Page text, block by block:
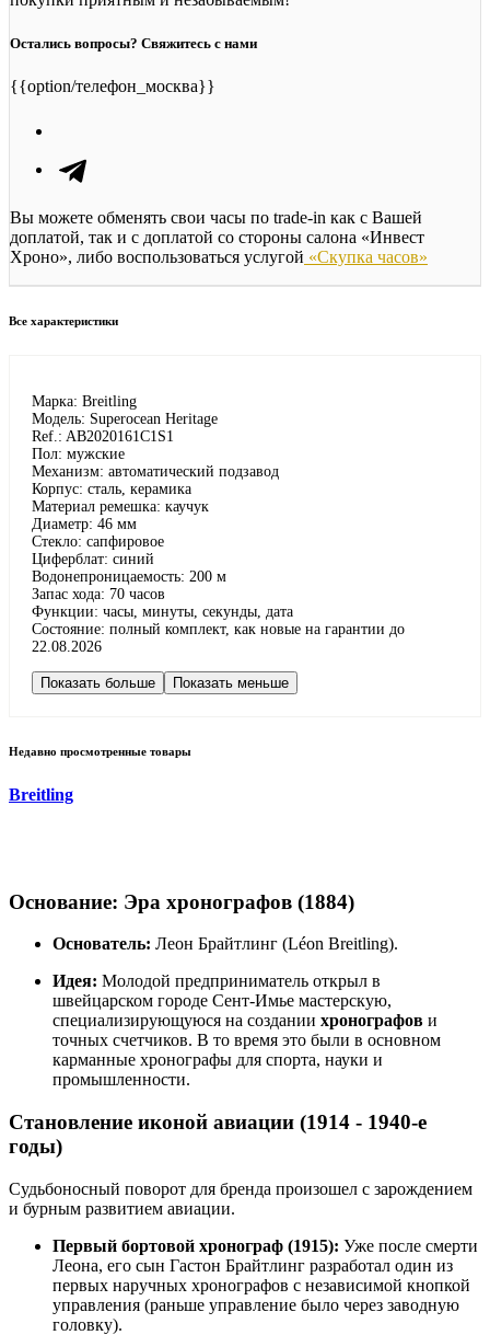
Остались вопросы? Свяжитесь с нами
{{option/телефон_москва}}
Вы можете обменять свои часы по trade-in как с Вашей
доплатой, так и с доплатой со стороны салона «Инвест
Хроно», либо воспользоваться услугой «Скупка часов»
Все характеристики
Марка: Breitling
Модель: Superocean Heritage
Ref.: AB2020161C1S1
Пол: мужские
Механизм: автоматический подзавод
Корпус: сталь, керамика
Материал ремешка: каучук
Диаметр: 46 мм
Стекло: сапфировое
Циферблат: синий
Водонепроницаемость: 200 м
Запас хода: 70 часов
Функции: часы, минуты, секунды, дата
Состояние: полный комплект, как новые на гарантии до
22.08.2026
Показать больше Показать меньше
Недавно просмотренные товары
Breitling
Основание: Эра хронографов (1884)
Основатель: Леон Брайтлинг (Léon Breitling).
Идея: Молодой предприниматель открыл в
швейцарском городе Сент-Имье мастерскую,
специализирующуюся на создании хронографов и
точных счетчиков. В то время это были в основном
карманные хронографы для спорта, науки и
промышленности.
Становление иконой авиации (1914 - 1940-е
годы)
Судьбоносный поворот для бренда произошел с зарождением
и бурным развитием авиации.
Первый бортовой хронограф (1915): Уже после смерти
Леона, его сын Гастон Брайтлинг разработал один из
первых наручных хронографов с независимой кнопкой
управления (раньше управление было через заводную
головку).